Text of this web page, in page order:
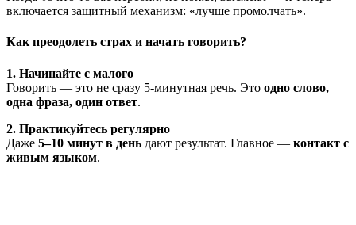
включается защитный механизм: «лучше промолчать».
Как преодолеть страх и начать говорить?
1. Начинайте с малого
Говорить — это не сразу 5-минутная речь. Это одно слово,
одна фраза, один ответ.
2. Практикуйтесь регулярно
Даже 5–10 минут в день дают результат. Главное — контакт с
живым языком.